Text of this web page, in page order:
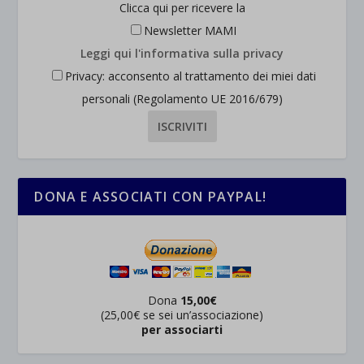
Clicca qui per ricevere la
Newsletter MAMI
Leggi qui l'informativa sulla privacy
Privacy: acconsento al trattamento dei miei dati
personali (Regolamento UE 2016/679)
DONA E ASSOCIATI CON PAYPAL!
Dona 15,00€
(25,00€ se sei un’associazione)
per associarti